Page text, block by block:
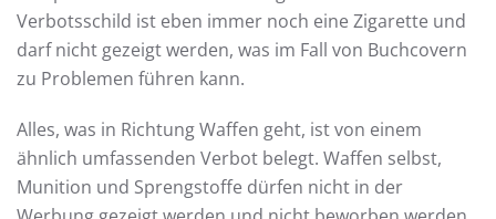
Verbotsschild ist eben immer noch eine Zigarette und
darf nicht gezeigt werden, was im Fall von Buchcovern
zu Problemen führen kann.
Alles, was in Richtung Waffen geht, ist von einem
ähnlich umfassenden Verbot belegt. Waffen selbst,
Munition und Sprengstoffe dürfen nicht in der